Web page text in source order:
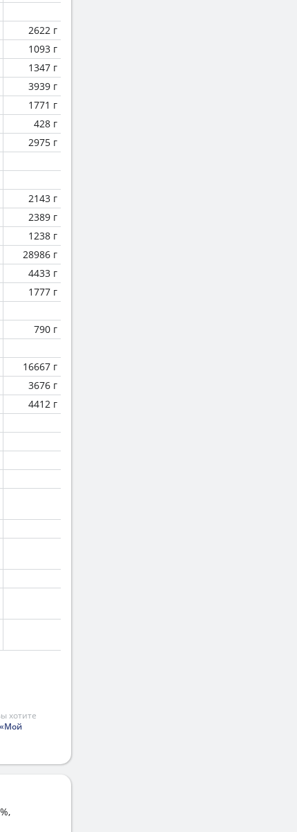
2622 г
1093 г
1347 г
3939 г
1771 г
428 г
2975 г
2143 г
2389 г
1238 г
28986 г
4433 г
1777 г
790 г
16667 г
3676 г
4412 г
хотите
«Мой